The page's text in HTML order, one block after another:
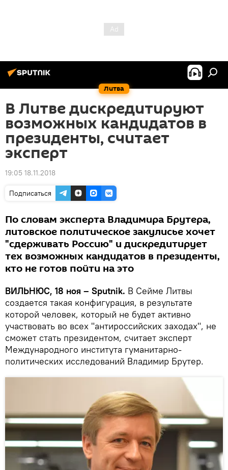
Литва
В Литве дискредитируют
возможных кандидатов в
президенты, считает
эксперт
19:05 18.11.2018
Подписаться
По словам эксперта Владимира Брутера,
литовское политическое закулисье хочет
"сдерживать Россию" и дискредитирует
тех возможных кандидатов в президенты,
кто не готов пойти на это
ВИЛЬНЮС, 18 ноя – Sputnik. В Сейме Литвы
создается такая конфигурация, в результате
которой человек, который не будет активно
участвовать во всех "антироссийских заходах", не
сможет стать президентом, считает эксперт
Международного института гуманитарно-
политических исследований Владимир Брутер.